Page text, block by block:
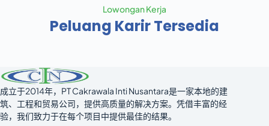
Lowongan Kerja
Peluang Karir Tersedia
成立于2014年，PT Cakrawala Inti Nusantara是一家本地的建
筑、工程和贸易公司，提供高质量的解决方案。凭借丰富的经
验，我们致力于在每个项目中提供最佳的结果。